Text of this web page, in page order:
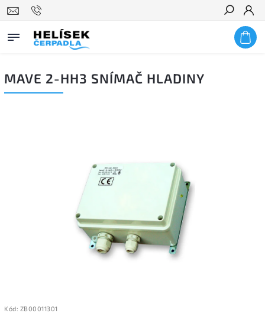
Hledat
MAVE 2-HH3 SNÍMAČ HLADINY
Kód: ZB00011301